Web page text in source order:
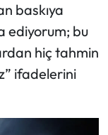
baskıya
ediyorum; bu
hiç tahmin
ifadelerini